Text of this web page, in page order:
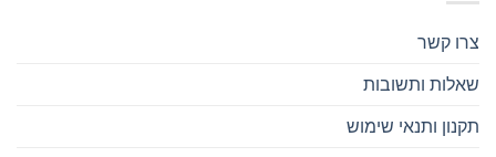
צרו קשר
שאלות ותשובות
תקנון ותנאי שימוש